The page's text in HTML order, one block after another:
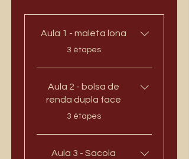
Aula 1 - maleta lona
.
3 étapes
Aula 2 - bolsa de
renda dupla face
.
3 étapes
Aula 3 - Sacola